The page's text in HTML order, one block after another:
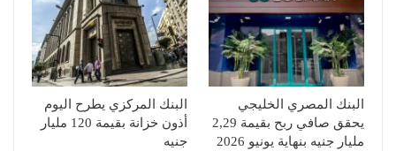
البنك المصري الخليجي
يحقق صافي ربح بقيمة 2,29
مليار جنيه بنهاية يونيو 2026
البنك المركزي يطرح اليوم
أذون خزانة بقيمة 120 مليار
جنيه